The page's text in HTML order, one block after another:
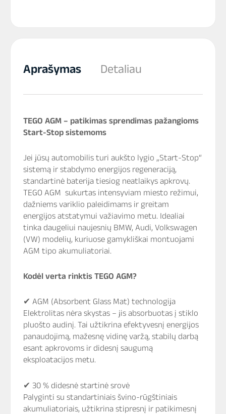
Aprašymas Detaliau
TEGO AGM – patikimas sprendimas pažangioms
Start-Stop sistemoms
Jei jūsų automobilis turi aukšto lygio „Start-Stop“
sistemą ir stabdymo energijos regeneraciją,
standartinė baterija tiesiog neatlaikys apkrovų.
TEGO AGM sukurtas intensyviam miesto režimui,
dažniems variklio paleidimams ir greitam
energijos atstatymui važiavimo metu. Idealiai
tinka daugeliui naujesnių BMW, Audi, Volkswagen
(VW) modelių, kuriuose gamykliškai montuojami
AGM tipo akumuliatoriai.
Kodėl verta rinktis TEGO AGM?
✔ AGM (Absorbent Glass Mat) technologija
Elektrolitas nėra skystas – jis absorbuotas į stiklo
pluošto audinį. Tai užtikrina efektyvesnį energijos
panaudojimą, mažesnę vidinę varžą, stabilų darbą
esant apkrovoms ir didesnį saugumą
eksploatacijos metu.
✔ 30 % didesnė startinė srovė
Palyginti su standartiniais švino-rūgštiniais
akumuliatoriais, užtikrina stipresnį ir patikimesnį